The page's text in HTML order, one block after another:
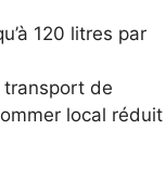
120 litres par
de
local réduit